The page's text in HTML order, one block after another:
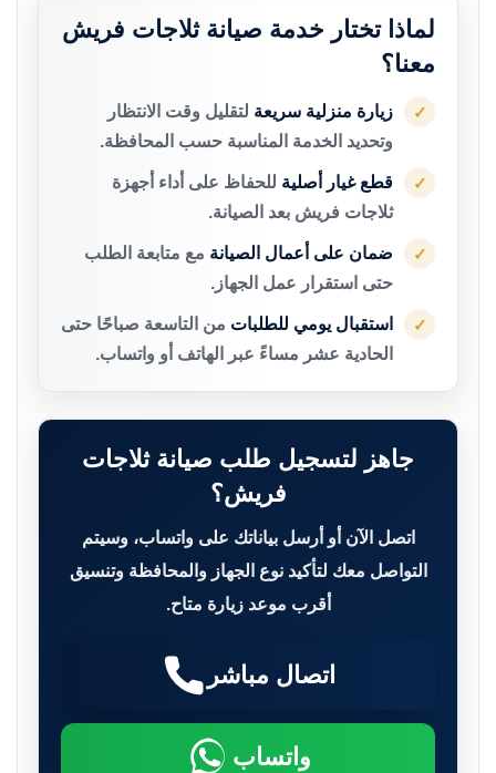
لماذا تختار خدمة صيانة ثلاجات فريش
معنا؟
✓ زيارة منزلية سريعة لتقليل وقت الانتظار
وتحديد الخدمة المناسبة حسب المحافظة.
✓ قطع غيار أصلية للحفاظ على أداء أجهزة
ثلاجات فريش بعد الصيانة.
✓ ضمان على أعمال الصيانة مع متابعة الطلب
حتى استقرار عمل الجهاز.
✓ استقبال يومي للطلبات من التاسعة صباحًا حتى
الحادية عشر مساءً عبر الهاتف أو واتساب.
جاهز لتسجيل طلب صيانة ثلاجات
فريش؟
اتصل الآن أو أرسل بياناتك على واتساب، وسيتم
التواصل معك لتأكيد نوع الجهاز والمحافظة وتنسيق
أقرب موعد زيارة متاح.
اتصال مباشر
واتساب